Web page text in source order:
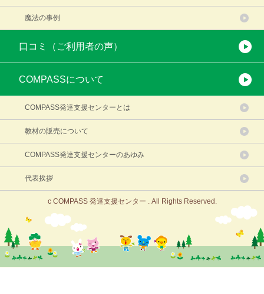
魔法の事例
口コミ（ご利用者の声）
COMPASSについて
COMPASS発達支援センターとは
教材の販売について
COMPASS発達支援センターのあゆみ
代表挨拶
c COMPASS 発達支援センター . All Rights Reserved.